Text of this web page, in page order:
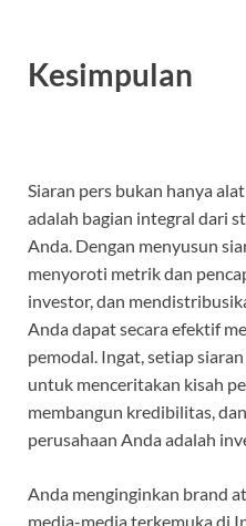
Kesimpulan
Siaran pers bukan hanya
adalah bagian integral dari
Anda. Dengan menyusun
menyoroti metrik dan
investor, dan
Anda dapat secara efektif
pemodal. Ingat, setiap
untuk menceritakan kisah
membangun kredibilitas,
perusahaan Anda adalah
Anda menginginkan brand
media-media terkemuka di